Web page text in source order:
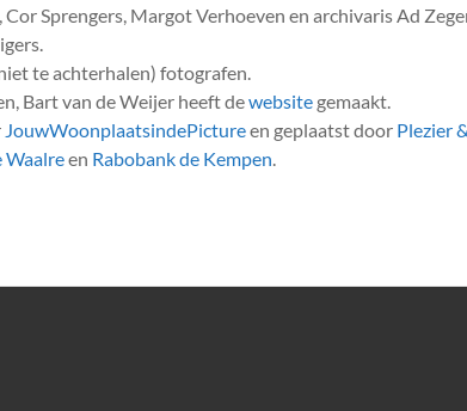
Sprengers, Margot Verhoeven en archivaris Ad
te achterhalen) fotografen.
Bart van de Weijer heeft dewebsitegemaakt.
JouwWoonplaatsindePictureen geplaatst door Plezier
Waalreen Rabobank de Kempen.